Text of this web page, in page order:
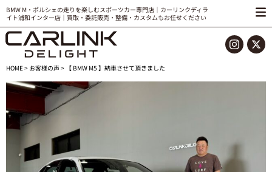
BMW M・ポルシェの走りを楽しむスポーツカー専門店｜カーリンクディラ
イト浦和インター店｜買取・委託販売・整備・カスタムもお任せください
HOME> お客様の声> 【 BMW M5 】納車させて頂きました